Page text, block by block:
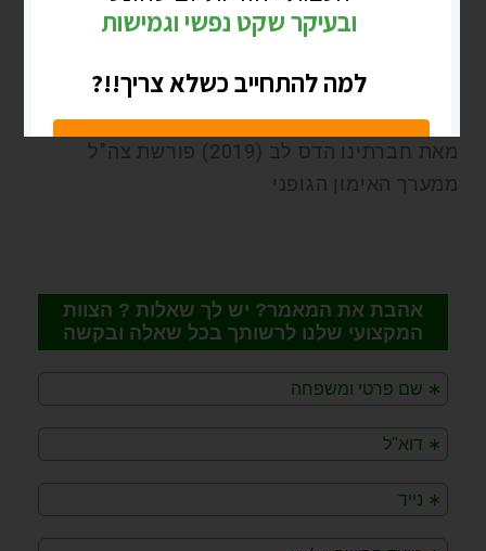
אשמח לשתף ולענות על שאלות. הכול פתוח.
כי עכשיו אין מי שמחליט עבורנו, אלא אנחנו בלבד.
מאת חברתינו הדס לב (2019) פורשת צה"ל
ממערך האימון הגופני